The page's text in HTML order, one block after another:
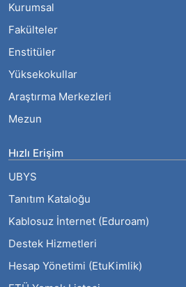
Kurumsal
Fakülteler
Enstitüler
Yüksekokullar
Araştırma Merkezleri
Mezun
Hızlı Erişim
UBYS
Tanıtım Kataloğu
Kablosuz İnternet (Eduroam)
Destek Hizmetleri
Hesap Yönetimi (EtuKimlik)